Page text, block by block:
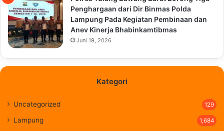
Penghargaan dari Dir Binmas Polda
Lampung Pada Kegiatan Pembinaan dan
Anev Kinerja Bhabinkamtibmas
Juni 19, 2026
Kategori
Uncategorized 129
Lampung 1,684